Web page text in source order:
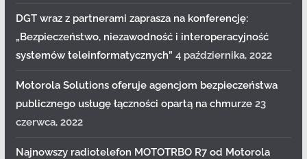
DGT wraz z partnerami zaprasza na konferencję:
„Bezpieczeństwo, niezawodność i interoperacyjność
systemów teleinformatycznych” 4 października, 2022
Motorola Solutions oferuje agencjom bezpieczeństwa
publicznego usługę łączności opartą na chmurze 23
czerwca, 2022
Najnowszy radiotelefon MOTOTRBO R7 od Motorola